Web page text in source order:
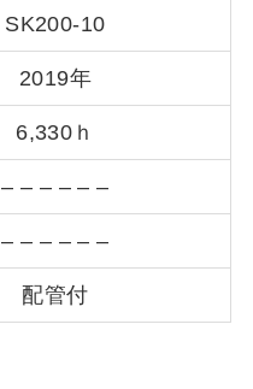
SK200-10
2019年
6,330ｈ
– – – – – –
– – – – – –
配管付